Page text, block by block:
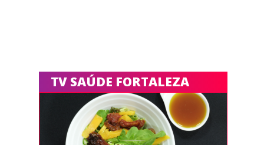
TV SAÚDE FORTALEZA